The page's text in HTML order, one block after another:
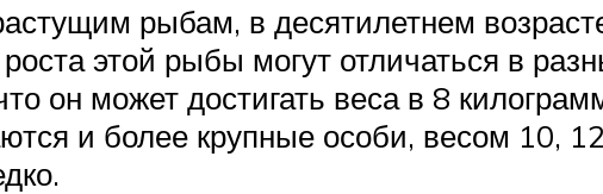
рыбам, в десятилетнем
этой рыбы могут отличаться в
он может достигать веса в 8
и более крупные особи, весом 10,